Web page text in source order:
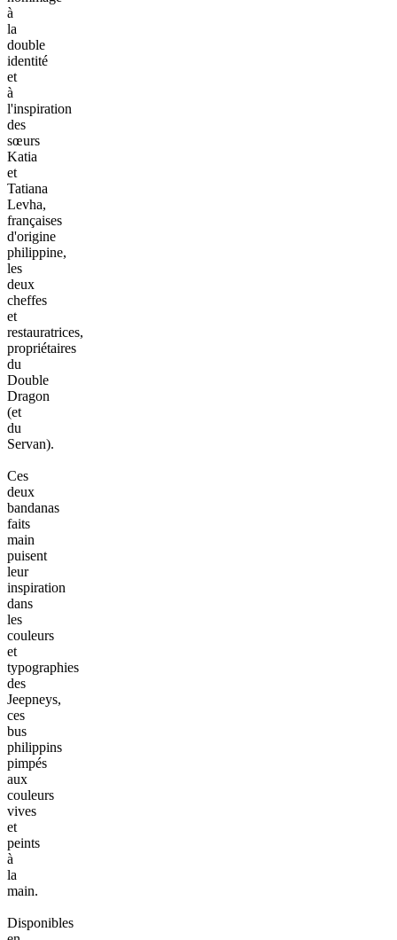
à
la
double
identité
et
à
l'inspiration
des
sœurs
Katia
et
Tatiana
Levha,
françaises
d'origine
philippine,
les
deux
cheffes
et
restauratrices,
propriétaires
du
Double
Dragon
(et
du
Servan).
Ces
deux
bandanas
faits
main
puisent
leur
inspiration
dans
les
couleurs
et
typographies
des
Jeepneys,
ces
bus
philippins
pimpés
aux
couleurs
vives
et
peints
à
la
main.
Disponibles